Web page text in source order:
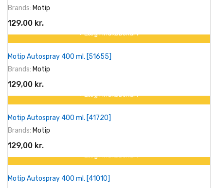
Brands: Motip
129,00 kr.
+ Læg I Indkøbskurv
Motip Autospray 400 ml. [51655]
Brands: Motip
129,00 kr.
+ Læg I Indkøbskurv
Motip Autospray 400 ml. [41720]
Brands: Motip
129,00 kr.
+ Læg I Indkøbskurv
Motip Autospray 400 ml. [41010]